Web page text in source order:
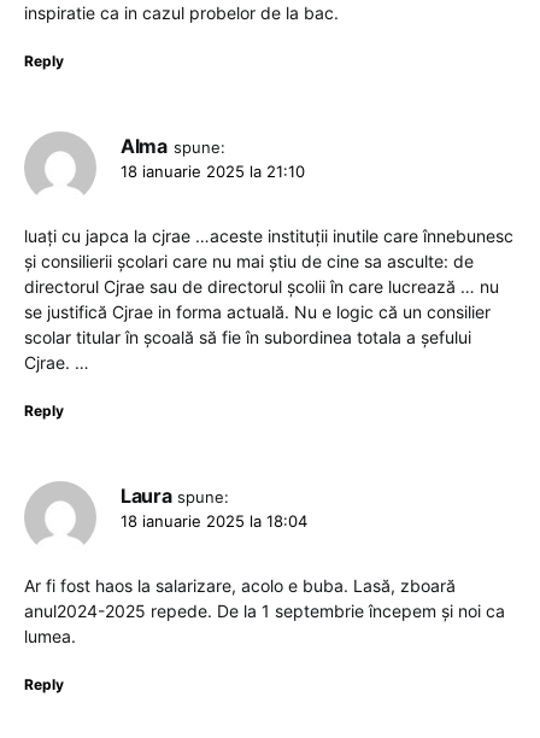
inspiratie ca in cazul probelor de la bac.
Reply
Alma spune:
18 ianuarie 2025 la 21:10
luați cu japca la cjrae …aceste instituții inutile care înnebunesc
și consilierii școlari care nu mai știu de cine sa asculte: de
directorul Cjrae sau de directorul școlii în care lucrează … nu
se justifică Cjrae in forma actuală. Nu e logic că un consilier
scolar titular în școală să fie în subordinea totala a șefului
Cjrae. …
Reply
Laura spune:
18 ianuarie 2025 la 18:04
Ar fi fost haos la salarizare, acolo e buba. Lasă, zboară
anul2024-2025 repede. De la 1 septembrie începem și noi ca
lumea.
Reply